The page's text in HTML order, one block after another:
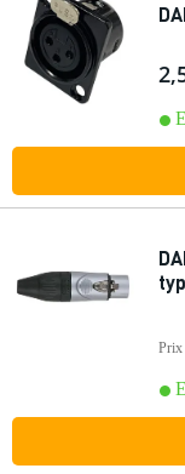
Prix